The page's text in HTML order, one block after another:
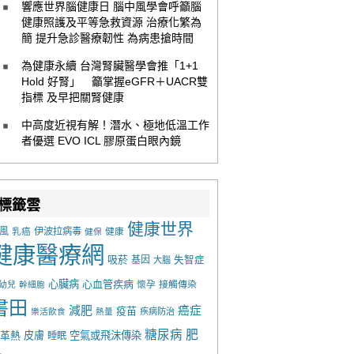
響應世界腦健康日 腦中風學會呼籲腦
健康照護及平等急救資源 治療化繁為
簡 提升急診醫療韌性 為病患搶時間
為健康永續 台灣腎臟醫學會推「1+1
Hold 好腎」 籲掌握eGFR＋UACR雙
指標 及早把關腎健康
中高度近視有解！潛水、極地低溫工作
者優選 EVO ICL 膠原蛋白眼內鏡
籤雲
乳癌 伊波拉病毒 健保 健康 健康世界
康醫療網 吸菸 基因 大腦 失智症
兒 幹細胞 心臟病 心血管疾病 懷孕 接觸傳染
田 樂活飲食 減肥 熱量 疫苗 疾病防治 癌症
熱 皮膚 睡眠 空氣或飛沫傳染 糖尿病 肥